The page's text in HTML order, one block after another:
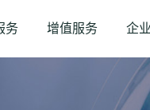
务 增值服务 企